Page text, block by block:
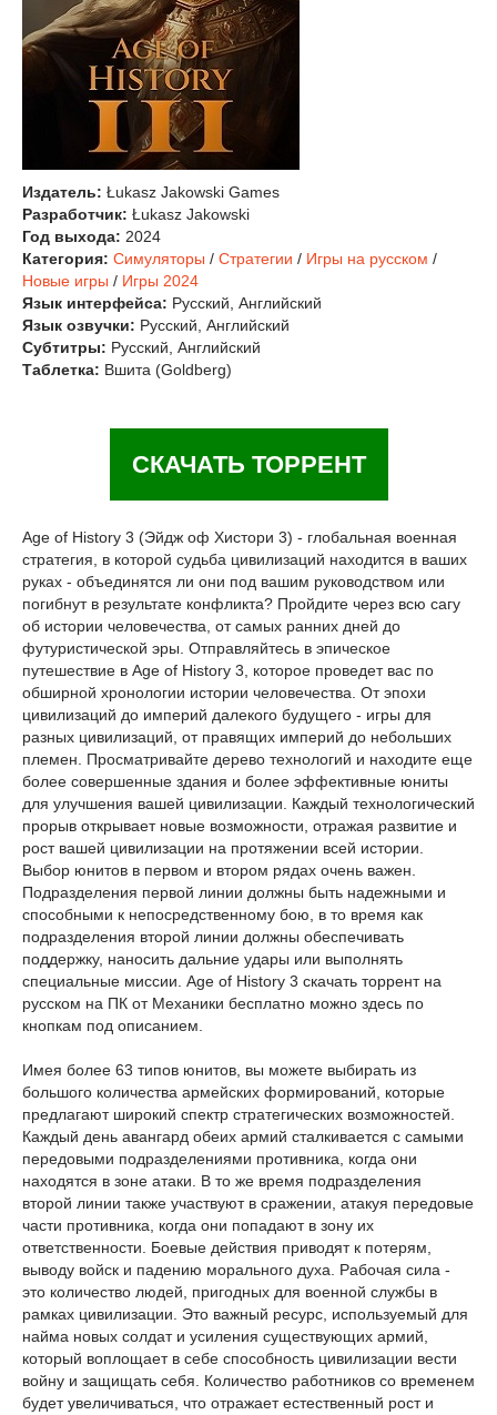
Издатель: Łukasz Jakowski Games
Разработчик: Łukasz Jakowski
Год выхода: 2024
Категория: Симуляторы / Стратегии / Игры на русском /
Новые игры / Игры 2024
Язык интерфейса: Русский, Английский
Язык озвучки: Русский, Английский
Субтитры: Русский, Английский
Таблетка: Вшита (Goldberg)
СКАЧАТЬ ТОРРЕНТ
Age of History 3 (Эйдж оф Хистори 3) - глобальная военная
стратегия, в которой судьба цивилизаций находится в ваших
руках - объединятся ли они под вашим руководством или
погибнут в результате конфликта? Пройдите через всю сагу
об истории человечества, от самых ранних дней до
футуристической эры. Отправляйтесь в эпическое
путешествие в Age of History 3, которое проведет вас по
обширной хронологии истории человечества. От эпохи
цивилизаций до империй далекого будущего - игры для
разных цивилизаций, от правящих империй до небольших
племен. Просматривайте дерево технологий и находите еще
более совершенные здания и более эффективные юниты
для улучшения вашей цивилизации. Каждый технологический
прорыв открывает новые возможности, отражая развитие и
рост вашей цивилизации на протяжении всей истории.
Выбор юнитов в первом и втором рядах очень важен.
Подразделения первой линии должны быть надежными и
способными к непосредственному бою, в то время как
подразделения второй линии должны обеспечивать
поддержку, наносить дальние удары или выполнять
специальные миссии. Age of History 3 скачать торрент на
русском на ПК от Механики бесплатно можно здесь по
кнопкам под описанием.
Имея более 63 типов юнитов, вы можете выбирать из
большого количества армейских формирований, которые
предлагают широкий спектр стратегических возможностей.
Каждый день авангард обеих армий сталкивается с самыми
передовыми подразделениями противника, когда они
находятся в зоне атаки. В то же время подразделения
второй линии также участвуют в сражении, атакуя передовые
части противника, когда они попадают в зону их
ответственности. Боевые действия приводят к потерям,
выводу войск и падению морального духа. Рабочая сила -
это количество людей, пригодных для военной службы в
рамках цивилизации. Это важный ресурс, используемый для
найма новых солдат и усиления существующих армий,
который воплощает в себе способность цивилизации вести
войну и защищать себя. Количество работников со временем
будет увеличиваться, что отражает естественный рост и